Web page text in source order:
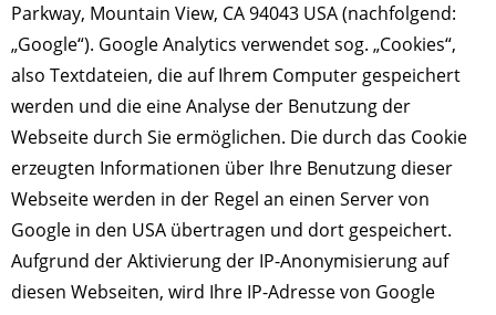
Parkway, Mountain View, CA 94043 USA (nachfolgend:
„Google“). Google Analytics verwendet sog. „Cookies“,
also Textdateien, die auf Ihrem Computer gespeichert
werden und die eine Analyse der Benutzung der
Webseite durch Sie ermöglichen. Die durch das Cookie
erzeugten Informationen über Ihre Benutzung dieser
Webseite werden in der Regel an einen Server von
Google in den USA übertragen und dort gespeichert.
Aufgrund der Aktivierung der IP-Anonymisierung auf
diesen Webseiten, wird Ihre IP-Adresse von Google